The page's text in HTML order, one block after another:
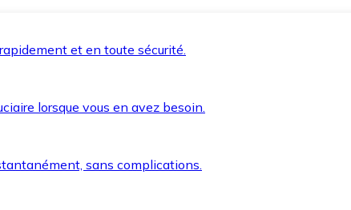
et en toute sécurité.
lorsque vous en avez besoin.
sans complications.